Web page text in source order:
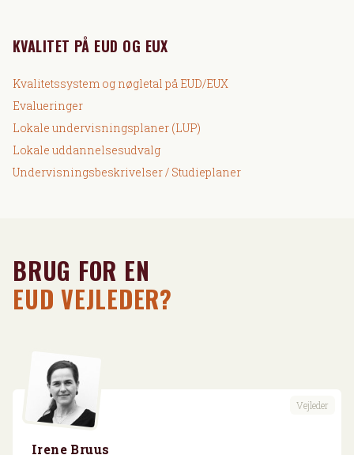
KVALITET PÅ EUD OG EUX
Kvalitetssystem og nøgletal på EUD/EUX
Evalueringer
Lokale undervisningsplaner (LUP)
Lokale uddannelsesudvalg
Undervisningsbeskrivelser / Studieplaner
BRUG FOR EN
EUD VEJLEDER?
Vejleder
Irene Bruus